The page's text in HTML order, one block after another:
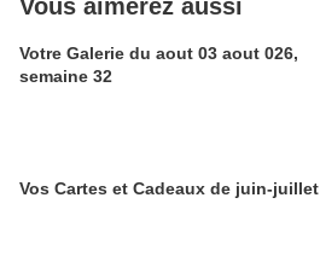
Vous aimerez aussi
Votre Galerie du aout 03 aout 026,
semaine 32
Vos Cartes et Cadeaux de juin-juillet